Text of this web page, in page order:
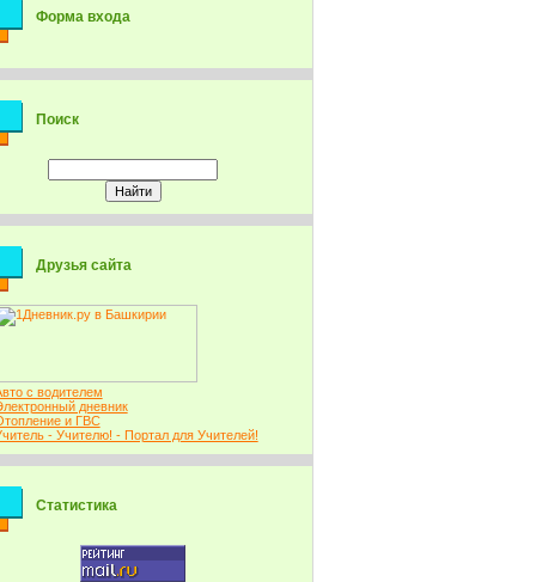
Форма входа
Поиск
Друзья сайта
с водителем
дневник
и ГВС
- Учителю! - Портал для Учителей!
Статистика